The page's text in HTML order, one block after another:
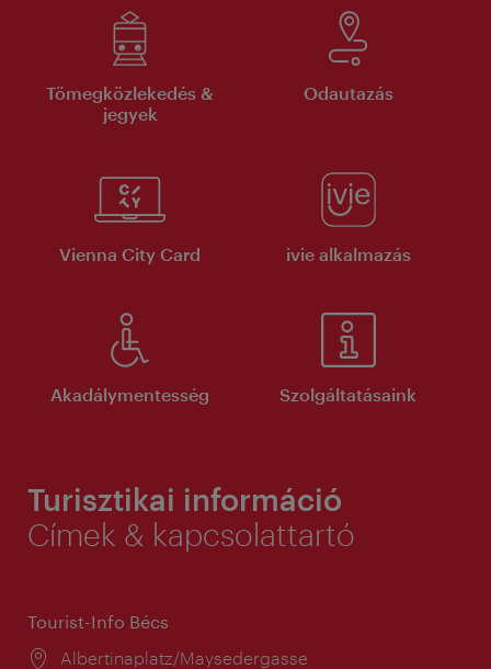
Tömegközlekedés &
jegyek
Odautazás
Vienna City Card ivie alkalmazás
Akadálymentesség Szolgáltatásaink
Turisztikai információ
Címek & kapcsolattartó
Tourist-Info Bécs
Helyszín:
Albertinaplatz/Maysedergasse